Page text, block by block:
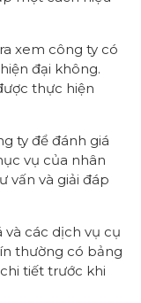
xem công ty có
đại không.
thực hiện
ty để đánh giá
vụ của nhân
vấn và giải đáp
và các dịch vụ cụ
thường có bảng
tiết trước khi